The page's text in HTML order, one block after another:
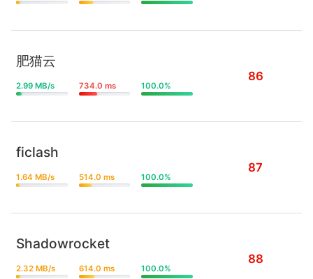
肥猫云
2.99 MB/s 734.0 ms 100.0%
86
ficlash
1.64 MB/s 514.0 ms 100.0%
87
Shadowrocket
2.32 MB/s 614.0 ms 100.0%
88